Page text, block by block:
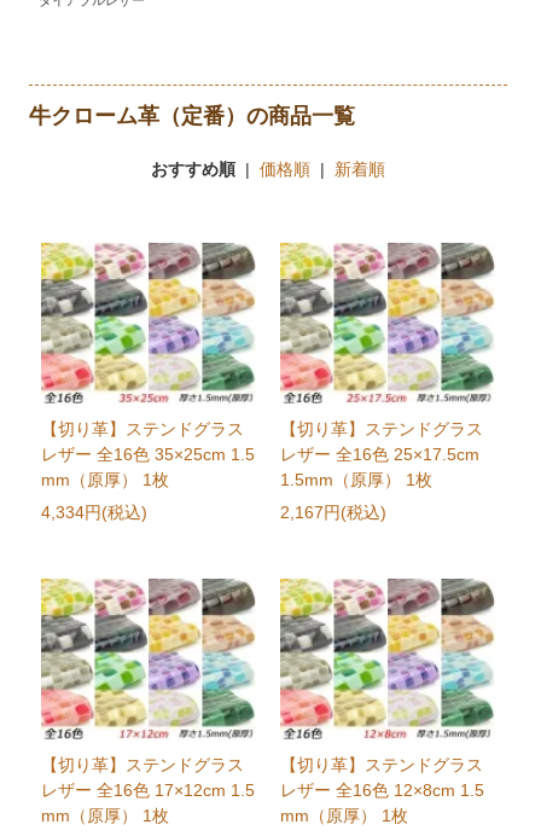
牛クローム革（定番）の商品一覧
おすすめ順| 価格順| 新着順
【切り革】ステンドグラス
レザー 全16色 35×25cm 1.5
mm（原厚） 1枚
4,334円(税込)
【切り革】ステンドグラス
レザー 全16色 25×17.5cm
1.5mm（原厚） 1枚
2,167円(税込)
【切り革】ステンドグラス
レザー 全16色 17×12cm 1.5
mm（原厚） 1枚
【切り革】ステンドグラス
レザー 全16色 12×8cm 1.5
mm（原厚） 1枚